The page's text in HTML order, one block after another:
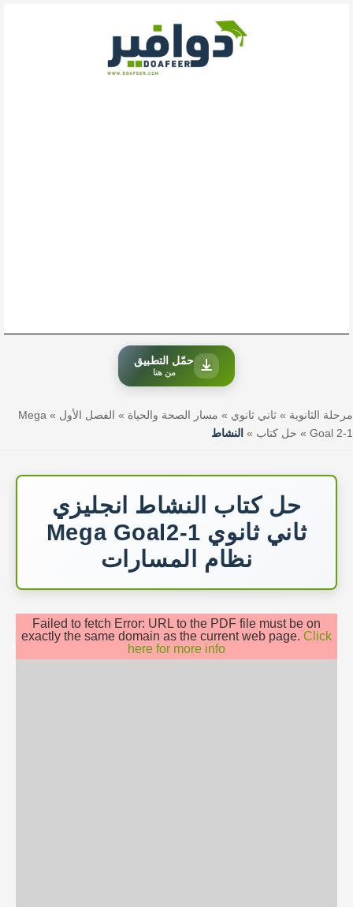
حمّل التطبيق
من هنا
مرحلة الثانوية » ثاني ثانوي » مسار الصحة والحياة » الفصل الأول »
Mega
Goal 2-1
» حل كتاب » النشاط
حل كتاب النشاط انجليزي
ثاني ثانوي Mega Goal2-1
نظام المسارات
Failed to fetch Error: URL to the PDF file must be on
exactly the same domain as the current web page. Click
here for more info